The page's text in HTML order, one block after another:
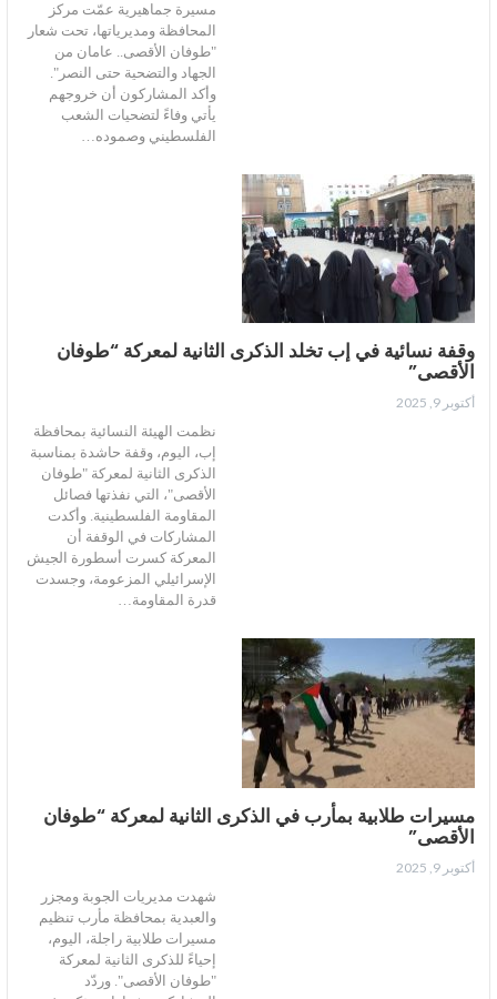
مسيرة جماهيرية عمّت مركز
المحافظة ومديرياتها، تحت شعار
"طوفان الأقصى.. عامان من
الجهاد والتضحية حتى النصر".
وأكد المشاركون أن خروجهم
يأتي وفاءً لتضحيات الشعب
الفلسطيني وصموده…
وقفة نسائية في إب تخلد الذكرى الثانية لمعركة “طوفان
الأقصى”
أكتوبر 9, 2025
نظمت الهيئة النسائية بمحافظة
إب، اليوم، وقفة حاشدة بمناسبة
الذكرى الثانية لمعركة "طوفان
الأقصى"، التي نفذتها فصائل
المقاومة الفلسطينية. وأكدت
المشاركات في الوقفة أن
المعركة كسرت أسطورة الجيش
الإسرائيلي المزعومة، وجسدت
قدرة المقاومة…
مسيرات طلابية بمأرب في الذكرى الثانية لمعركة “طوفان
الأقصى”
أكتوبر 9, 2025
شهدت مديريات الجوبة ومجزر
والعبدية بمحافظة مأرب تنظيم
مسيرات طلابية راجلة، اليوم،
إحياءً للذكرى الثانية لمعركة
"طوفان الأقصى". وردّد